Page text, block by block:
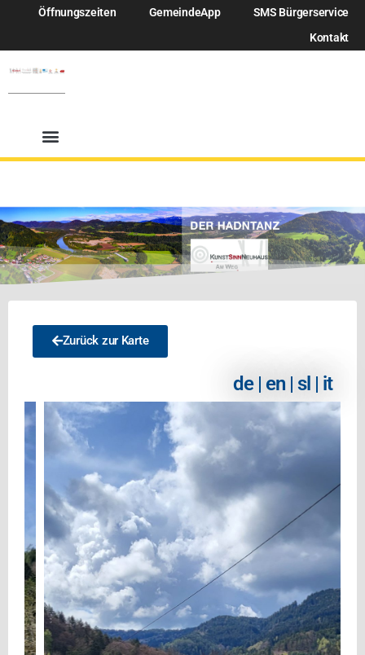
Öffnungszeiten GemeindeApp
SMS Bürgerservice
Kontakt
Zurück zur Karte
de | en | sl | it